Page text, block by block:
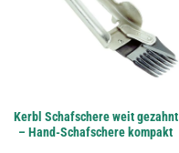
Kerbl Schafschere weit gezahnt
– Hand-Schafschere kompakt